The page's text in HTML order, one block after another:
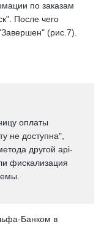
по заказам
После чего
(рис.7).
оплаты
не доступна",
другой api-
фискализация
Банком в